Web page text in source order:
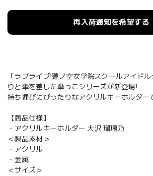
再入荷通知を希望する
「ラブライブ!蓮ノ空女学院スクールアイド
りと傘を差した傘っこシリーズが新登場!
持ち運びにぴったりなアクリルキーホルダー
【商品仕様】
・アクリルキーホルダー 大沢 瑠璃乃
＜製品素材＞
・アクリル
・金属
＜サイズ＞